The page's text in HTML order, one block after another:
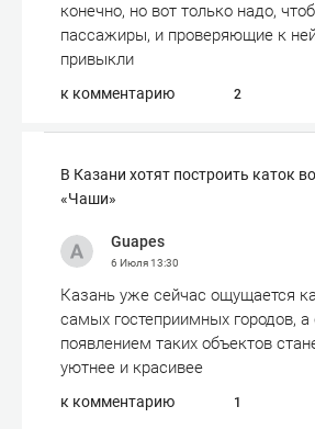
конечно, но вот только надо,
пассажиры, и проверяющие к
привыкли
к комментарию 2
В Казани хотят построить каток
«Чаши»
Guapes
6 Июля13:30
Казань уже сейчас ощущается
самых гостеприимных городов, а
появлением таких объектов
уютнее и красивее
к комментарию 1